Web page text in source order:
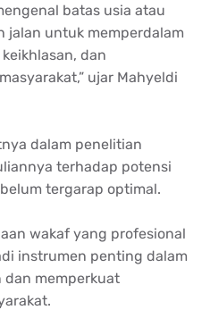
batas usia atau
jalan untuk memperdalam
dan
ujar Mahyeldi
dalam penelitian
terhadap potensi
tergarap optimal.
wakaf yang profesional
instrumen penting dalam
dan memperkuat